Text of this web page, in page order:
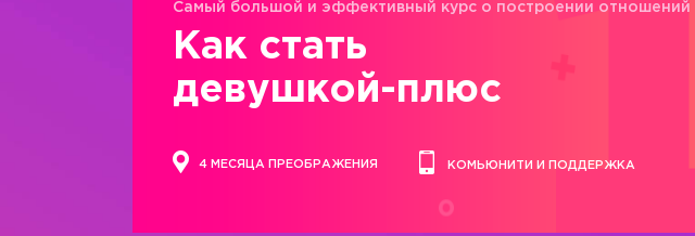
Самый большой и эффективный курс о построении отношений
Как стать
девушкой-плюс
4 МЕСЯЦА ПРЕОБРАЖЕНИЯ КОМЬЮНИТИ И ПОДДЕРЖКА